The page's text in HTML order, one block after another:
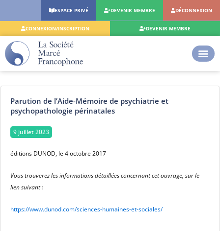
contenu
ESPACE PRIVÉ DEVENIR MEMBRE DÉCONNEXION
CONNEXION/INSCRIPTION DEVENIR MEMBRE
Parution de l’Aide-Mémoire de psychiatrie et
psychopathologie périnatales
9 juillet 2023
éditions DUNOD, le 4 octobre 2017
Vous trouverez les informations détaillées concernant cet ouvrage, sur le
lien suivant :
https://www.dunod.com/sciences-humaines-et-sociales/